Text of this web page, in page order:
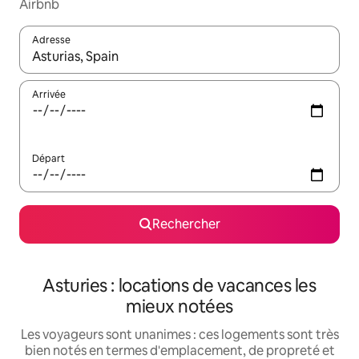
Airbnb
Adresse
Lorsque les résultats s'affichent, utilisez les flèches vers le
Arrivée
Départ
Rechercher
Asturies : locations de vacances les
mieux notées
Les voyageurs sont unanimes : ces logements sont très
bien notés en termes d'emplacement, de propreté et